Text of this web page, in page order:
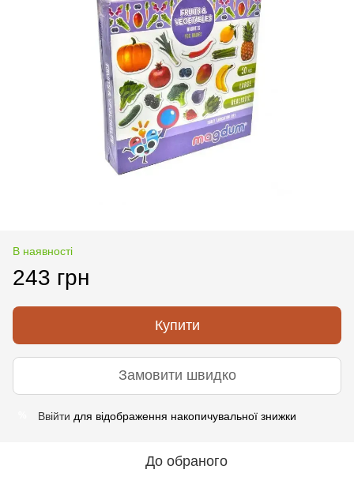
В наявності
243 грн
Купити
Замовити швидко
Ввійти для відображення накопичувальної знижки
До обраного